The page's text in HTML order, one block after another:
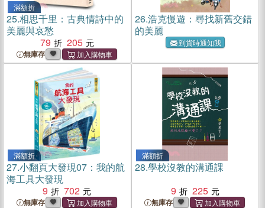
滿額折
25.相思千里：古典情詩中的
美麗與哀愁
79
205
無庫存
26.浩克慢遊：尋找新舊交錯
的美麗
到貨時通知我
滿額折
27.小翻頁大發現07：我的航
海工具大發現
9
702
無庫存
滿額折
28.學校沒教的溝通課
9
225
無庫存